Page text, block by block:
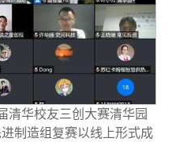
清华校友三创大赛清华园
制造组复赛以线上形式成